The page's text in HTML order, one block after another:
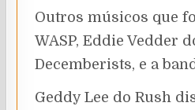
Outros músicos que
WASP, Eddie Vedder
Decemberists, e a
Geddy Lee do Rush